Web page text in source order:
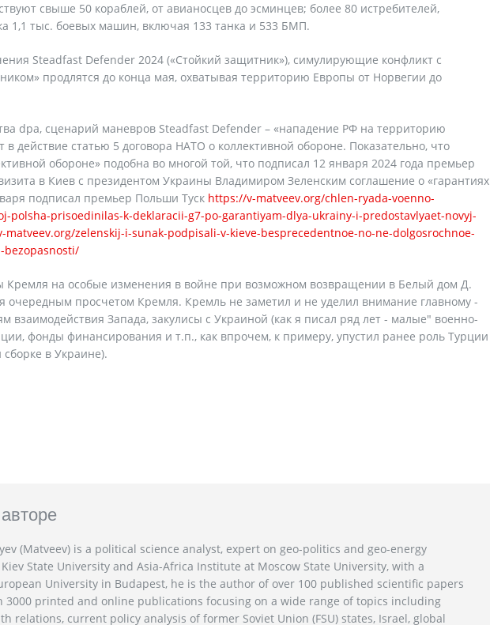
свыше 50 кораблей, от авианосцев до эсминцев; более 80 истребителей,
1,1 тыс. боевых машин, включая 133 танка и 533 БМП.
Steadfast Defender 2024 («Стойкий защитник»), симулирующие конфликт с
продлятся до конца мая, охватывая территорию Европы от Норвегии до
dpa, сценарий маневров Steadfast Defender – «нападение РФ на территорию
в действие статью 5 договора НАТО о коллективной обороне. Показательно, что
обороне» подобна во многой той, что подписал 12 января 2024 года премьер
в Киев с президентом Украины Владимиром Зеленским соглашение о «гарантиях
подписал премьер Польши Туск https://v-matveev.org/chlen-ryada-voenno-
polsha-prisoedinilas-k-deklaracii-g7-po-garantiyam-dlya-ukrainy-i-predostavlyaet-novyj-
matveev.org/zelenskij-i-sunak-podpisali-v-kieve-besprecedentnoe-no-ne-dolgosrochnoe-
bezopasnosti/
Кремля на особые изменения в войне при возможном возвращении в Белый дом Д.
очередным просчетом Кремля. Кремль не заметил и не уделил внимание главному -
взаимодействия Запада, закулисы с Украиной (как я писал ряд лет - малые" военно-
фонды финансирования и т.п., как впрочем, к примеру, упустил ранее роль Турции
в Украине).
(Matveev) is a political science analyst, expert on geo-politics and geo-energy
State University and Asia-Africa Institute at Moscow State University, with a
University in Budapest, he is the author of over 100 published scientific papers
3000 printed and online publications focusing on a wide range of topics including
relations, current policy analysis of former Soviet Union (FSU) states, Israel, global